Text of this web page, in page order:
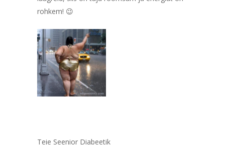
rohkem! 😉
Teie Seenior Diabeetik